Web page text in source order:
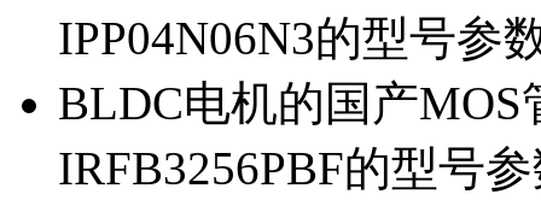
IPP04N06N3的型号参
BLDC电机的国产MOS
IRFB3256PBF的型号